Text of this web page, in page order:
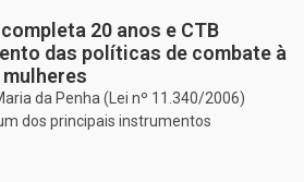
20 anos e CTB
das políticas de combate à
da Penha (Lei nº 11.340/2006)
dos principais instrumentos